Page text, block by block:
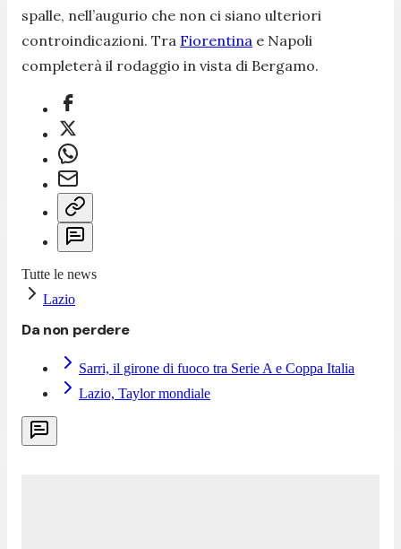
spalle, nell’augurio che non ci siano ulteriori
controindicazioni. Tra Fiorentina e Napoli
completerà il rodaggio in vista di Bergamo.
Tutte le news
Lazio
Da non perdere
Sarri, il girone di fuoco tra Serie A e Coppa Italia
Lazio, Taylor mondiale